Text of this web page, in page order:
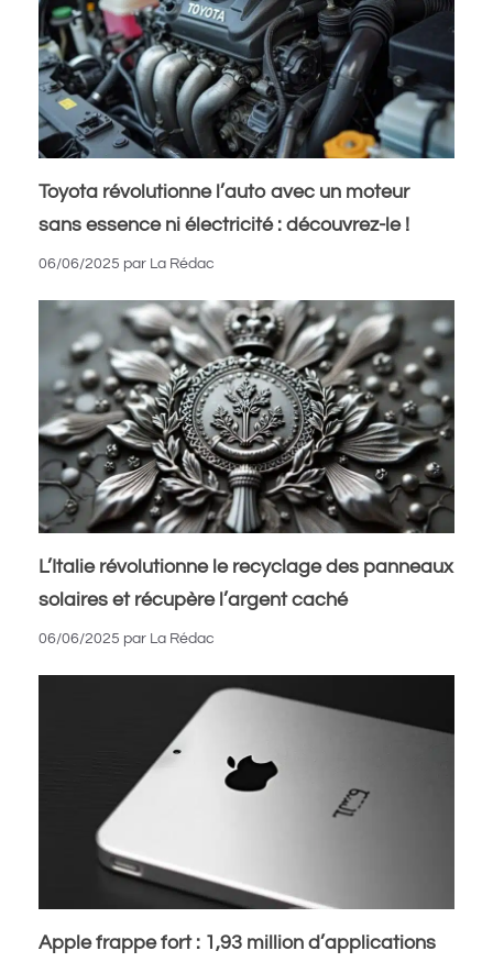
Toyota révolutionne l’auto avec un moteur
sans essence ni électricité : découvrez-le !
06/06/2025 par La Rédac
L’Italie révolutionne le recyclage des panneaux
solaires et récupère l’argent caché
06/06/2025 par La Rédac
Apple frappe fort : 1,93 million d’applications